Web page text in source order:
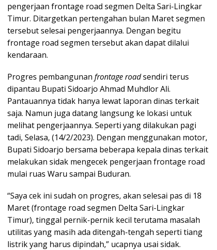
pengerjaan frontage road segmen Delta Sari-Lingkar
Timur. Ditargetkan pertengahan bulan Maret segmen
tersebut selesai pengerjaannya. Dengan begitu
frontage road segmen tersebut akan dapat dilalui
kendaraan.
Progres pembangunan frontage roadsendiri terus
dipantau Bupati Sidoarjo Ahmad Muhdlor Ali.
Pantauannya tidak hanya lewat laporan dinas terkait
saja. Namun juga datang langsung ke lokasi untuk
melihat pengerjaannya. Seperti yang dilakukan pagi
tadi, Selasa, (14/2/2023). Dengan menggunakan motor,
Bupati Sidoarjo bersama beberapa kepala dinas terkait
melakukan sidak mengecek pengerjaan frontage road
mulai ruas Waru sampai Buduran.
“Saya cek ini sudah on progres, akan selesai pas di 18
Maret (frontage road segmen Delta Sari-Lingkar
Timur), tinggal pernik-pernik kecil terutama masalah
utilitas yang masih ada ditengah-tengah seperti tiang
listrik yang harus dipindah,” ucapnya usai sidak.